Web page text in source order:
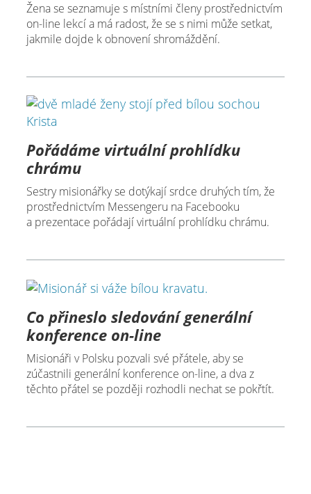
Žena se seznamuje s místními členy prostřednictvím
on-line lekcí a má radost, že se s nimi může setkat,
jakmile dojde k obnovení shromáždění.
Pořádáme virtuální prohlídku
chrámu
Sestry misionářky se dotýkají srdce druhých tím, že
prostřednictvím Messengeru na Facebooku
a prezentace pořádají virtuální prohlídku chrámu.
Co přineslo sledování generální
konference on-line
Misionáři v Polsku pozvali své přátele, aby se
zúčastnili generální konference on-line, a dva z
těchto přátel se později rozhodli nechat se pokřtít.